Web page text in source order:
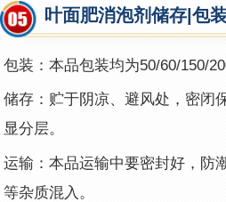
叶面肥消泡剂储存|包
包装：本品包装均为50/60/150/
储存：贮于阴凉、避风处，密闭
显分层。
运输：本品运输中要密封好，防
等杂质混入。